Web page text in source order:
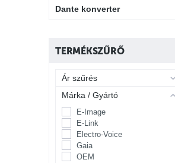
Dante konverter
TERMÉKSZŰRŐ
Ár szűrés
Márka / Gyártó
E-Image
E-Link
Electro-Voice
Gaia
OEM